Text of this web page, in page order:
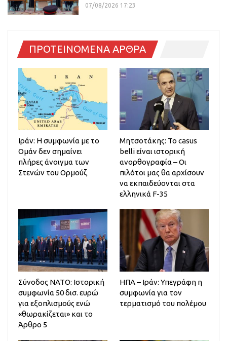
07/08/2026 17:23
ΠΡΟΤΕΙΝΟΜΕΝΑ ΑΡΘΡΑ
Ιράν: Η συμφωνία με το
Ομάν δεν σημαίνει
πλήρες άνοιγμα των
Στενών του Ορμούζ
Μητσοτάκης: Το casus
belli είναι ιστορική
ανορθογραφία – Οι
πιλότοι μας θα αρχίσουν
να εκπαιδεύονται στα
ελληνικά F-35
Σύνοδος ΝΑΤΟ: Ιστορική
συμφωνία 50 δισ. ευρώ
για εξοπλισμούς ενώ
«θωρακίζεται» και το
Άρθρο 5
ΗΠΑ – Ιράν: Υπεγράφη η
συμφωνία για τον
τερματισμό του πολέμου